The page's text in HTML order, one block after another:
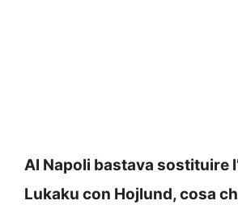
Al Napoli bastava sostituire
Lukaku con Hojlund, cosa